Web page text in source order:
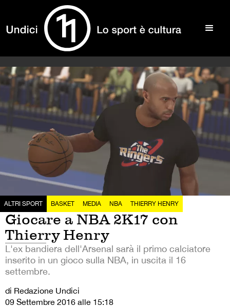
ALTRI SPORT BASKET MEDIA NBA THIERRY HENRY
Giocare a NBA 2K17 con
Thierry Henry
L'ex bandiera dell'Arsenal sarà il primo calciatore
inserito in un gioco sulla NBA, in uscita il 16
settembre.
di Redazione Undici
09 Settembre 2016 alle 15:18